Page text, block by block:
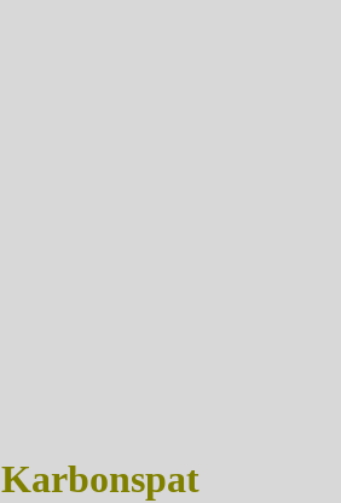
Karbonspat